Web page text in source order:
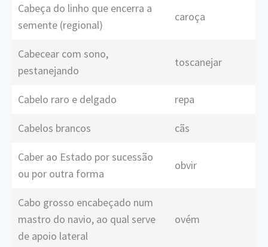
Cabeça do linho que encerra a
semente (regional)
caroça
Cabecear com sono,
pestanejando
toscanejar
Cabelo raro e delgado repa
Cabelos brancos cãs
Caber ao Estado por sucessão
ou por outra forma
obvir
Cabo grosso encabeçado num
mastro do navio, ao qual serve
de apoio lateral
ovém